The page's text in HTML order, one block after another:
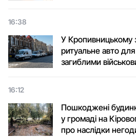
16:38
У Кропивницькому
ритуальне авто
загиблими
16:12
Пошкоджені
у громаді на
про наслідки